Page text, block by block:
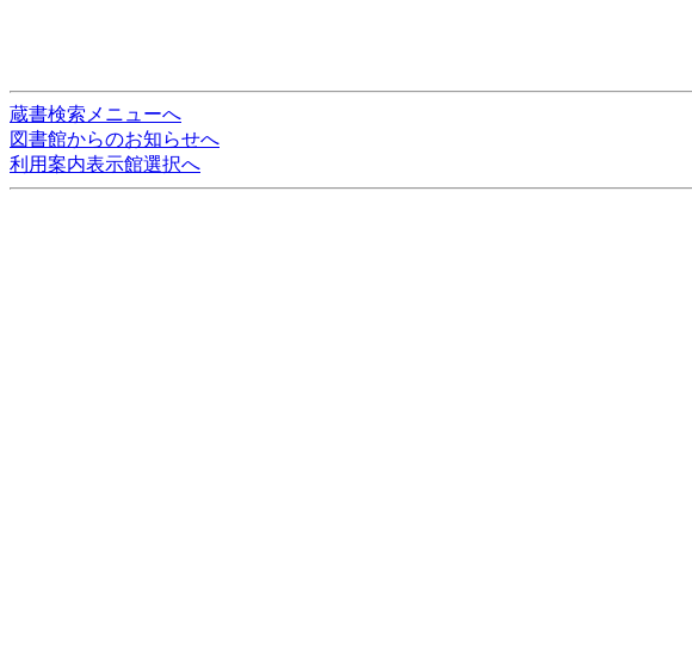
蔵書検索メニューへ
図書館からのお知らせへ
利用案内表示館選択へ